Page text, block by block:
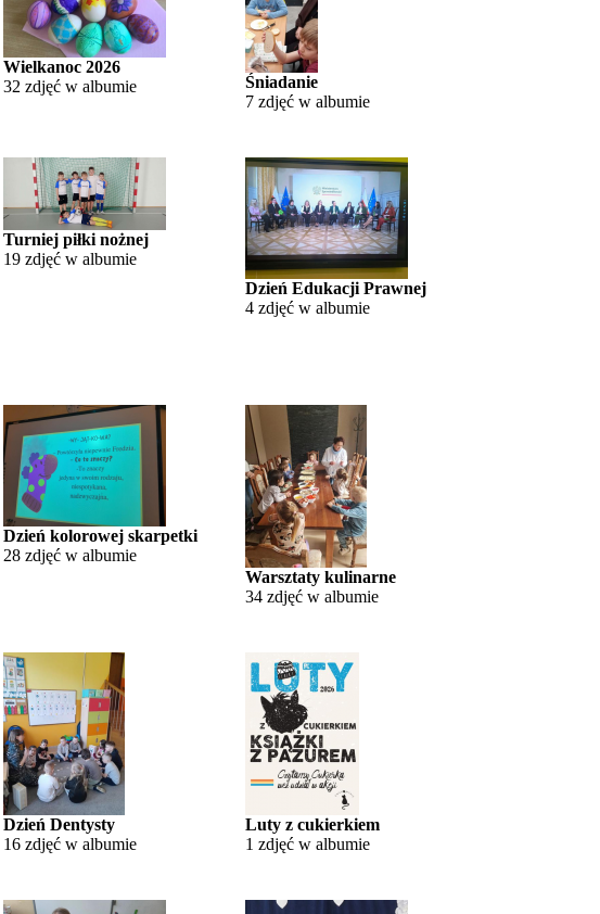
Wielkanoc 2026
32 zdjęć w albumie
Śniadanie
7 zdjęć w albumie
Turniej piłki nożnej
19 zdjęć w albumie
Dzień Edukacji Prawnej
4 zdjęć w albumie
Dzień kolorowej skarpetki
28 zdjęć w albumie
Warsztaty kulinarne
34 zdjęć w albumie
Dzień Dentysty
16 zdjęć w albumie
Luty z cukierkiem
1 zdjęć w albumie